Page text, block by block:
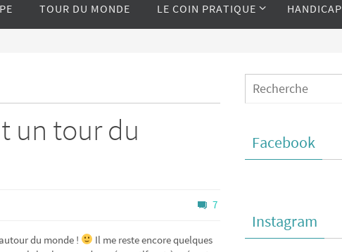
TOUR DU MONDE LE COIN PRATIQUE HANDICAP
un tour du
7
du monde !
Il me reste encore quelques
Facebook
Instagram